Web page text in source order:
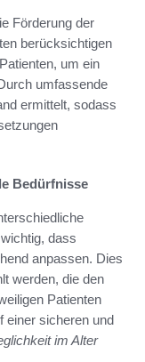
Förderung der
berücksichtigen
um ein
umfassende
ermittelt, sodass
Bedürfnisse
dass
anpassen. Dies
werden, die den
Patienten
einer sicheren und
im Alter